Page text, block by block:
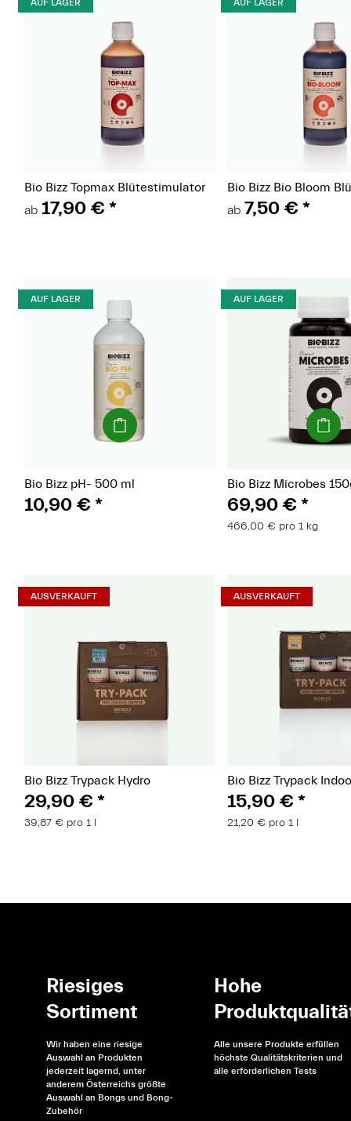
AUF LAGER
Bio Bizz Topmax Blütestimulator
ab 17,90 €*
AUF LAGER
Bio Bizz Bio Bloom
ab 7,50 €*
AUF LAGER
(Paket)
Bio Bizz pH- 500 ml
10,90 €*
AUF LAGER
(Paket)
Bio Bizz Microbes
69,90 €*
466,00 € pro 1 kg
AUSVERKAUFT
Bio Bizz Trypack Hydro
29,90 €*
39,87 € pro 1 l
AUSVERKAUFT
Bio Bizz Trypack
15,90 €*
21,20 € pro 1 l
Riesiges
Sortiment
Wir haben eine riesige
Auswahl an Produkten
jederzeit lagernd, unter
anderem Österreichs größte
Auswahl an Bongs und Bong-
Zubehör
Hohe
Alle unsere Produkte erfüllen
höchste Qualitätskriterien und
alle erforderlichen Tests